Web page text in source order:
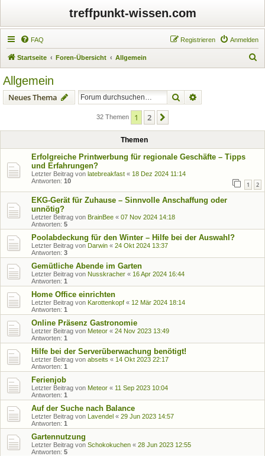
treffpunkt-wissen.com
FAQ Anmelden
Registrieren
Startseite Foren-Übersicht Allgemein
Allgemein
Neues Thema Suche
32 Themen 1 2
Themen
Erfolgreiche Printwerbung für regionale Geschäfte – Tipps
und Erfahrungen?
Letzter Beitrag von latebreakfast « 18 Dez 2024 11:14
Antworten: 10 1 2
EKG-Gerät für Zuhause – Sinnvolle Anschaffung oder
unnötig?
Letzter Beitrag von BrainBee « 07 Nov 2024 14:18
Antworten: 5
Poolabdeckung für den Winter – Hilfe bei der Auswahl?
Letzter Beitrag von Darwin « 24 Okt 2024 13:37
Antworten: 3
Gemütliche Abende im Garten
Letzter Beitrag von Nusskracher « 16 Apr 2024 16:44
Antworten: 1
Home Office einrichten
Letzter Beitrag von Karottenkopf « 12 Mär 2024 18:14
Antworten: 1
Online Präsenz Gastronomie
Letzter Beitrag von Meteor « 24 Nov 2023 13:49
Antworten: 1
Hilfe bei der Serverüberwachung benötigt!
Letzter Beitrag von abseits « 14 Okt 2023 22:17
Antworten: 1
Ferienjob
Letzter Beitrag von Meteor « 11 Sep 2023 10:04
Antworten: 1
Auf der Suche nach Balance
Letzter Beitrag von Lavendel « 29 Jun 2023 14:57
Antworten: 1
Gartennutzung
Letzter Beitrag von Schokokuchen « 28 Jun 2023 12:55
Antworten: 5